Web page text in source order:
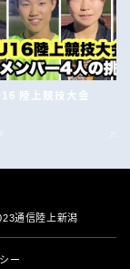
陸上競技大会
通信陸上新潟
ー